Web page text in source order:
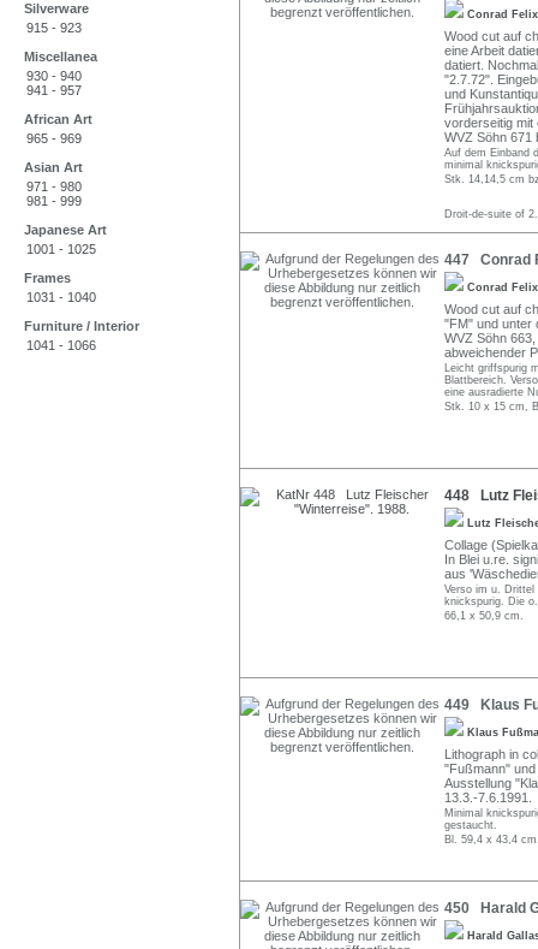
Silverware
915 - 923
Miscellanea
930 - 940
941 - 957
African Art
965 - 969
Asian Art
971 - 980
981 - 999
Japanese Art
1001 - 1025
Frames
1031 - 1040
Furniture / Interior
1041 - 1066
Conrad
Wood cut auf
eine Arbeit
datiert.
"2.7.72".
und
vorderseitig mit
WVZ Söhn 671
Auf dem Einband
minimal
Stk. 14,14,5 cm
Droit-de-suite of
447 Conrad
Conrad
Wood cut auf
"FM" und unter
WVZ Söhn
abweichender
Leicht griffspurig
Blattbereich.
eine ausradierte
Stk. 10 x 15 cm,
448 Lutz
Lutz
Collage
In Blei u.re.
aus
Verso im u. Drittel
knickspurig. Die
66,1 x 50,9 cm.
449 Klaus
Klaus
Lithograph in
"Fußmann"
Ausstellung
13.3.-7.6.1991.
Minimal
gestaucht.
Bl. 59,4 x 43,4
450 Harald
Harald